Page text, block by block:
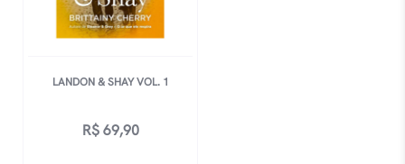
LANDON & SHAY VOL. 1
R$69,90